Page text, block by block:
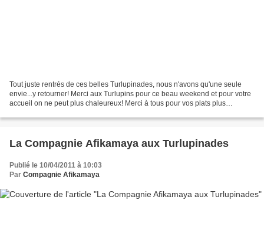
Tout juste rentrés de ces belles Turlupinades, nous n'avons qu'une seule
envie...y retourner! Merci aux Turlupins pour ce beau weekend et pour votre
accueil on ne peut plus chaleureux! Merci à tous pour vos plats plus
La Compagnie Afikamaya aux Turlupinades
Publié le 10/04/2011 à 10:03
Par Compagnie Afikamaya